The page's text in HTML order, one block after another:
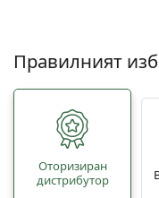
Правилният
Oторизиран
дистрибутор